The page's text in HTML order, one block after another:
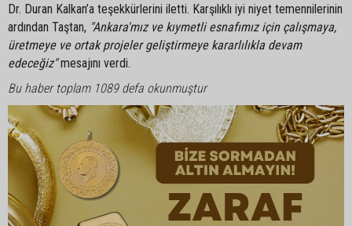
Dr. Duran Kalkan’a teşekkürlerini iletti. Karşılıklı iyi niyet temennilerinin
ardından Taştan, "Ankara'mız ve kıymetli esnafımız için çalışmaya,
üretmeye ve ortak projeler geliştirmeye kararlılıkla devam
edeceğiz"mesajını verdi.
Bu haber toplam 1089 defa okunmuştur